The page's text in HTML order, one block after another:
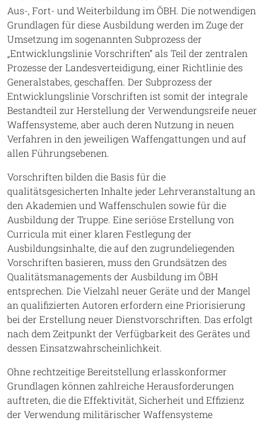
Aus-, Fort- und Weiterbildung im ÖBH. Die notwendigen
Grundlagen für diese Ausbildung werden im Zuge der
Umsetzung im sogenannten Subprozess der
„Entwicklungslinie Vorschriften“ als Teil der zentralen
Prozesse der Landesverteidigung, einer Richtlinie des
Generalstabes, geschaffen. Der Subprozess der
Entwicklungslinie Vorschriften ist somit der integrale
Bestandteil zur Herstellung der Verwendungsreife neuer
Waffensysteme, aber auch deren Nutzung in neuen
Verfahren in den jeweiligen Waffengattungen und auf
allen Führungsebenen.
Vorschriften bilden die Basis für die
qualitätsgesicherten Inhalte jeder Lehrveranstaltung an
den Akademien und Waffenschulen sowie für die
Ausbildung der Truppe. Eine seriöse Erstellung von
Curricula mit einer klaren Festlegung der
Ausbildungsinhalte, die auf den zugrundeliegenden
Vorschriften basieren, muss den Grundsätzen des
Qualitätsmanagements der Ausbildung im ÖBH
entsprechen. Die Vielzahl neuer Geräte und der Mangel
an qualifizierten Autoren erfordern eine Priorisierung
bei der Erstellung neuer Dienstvorschriften. Das erfolgt
nach dem Zeitpunkt der Verfügbarkeit des Gerätes und
dessen Einsatzwahrscheinlichkeit.
Ohne rechtzeitige Bereitstellung erlasskonformer
Grundlagen können zahlreiche Herausforderungen
auftreten, die die Effektivität, Sicherheit und Effizienz
der Verwendung militärischer Waffensysteme